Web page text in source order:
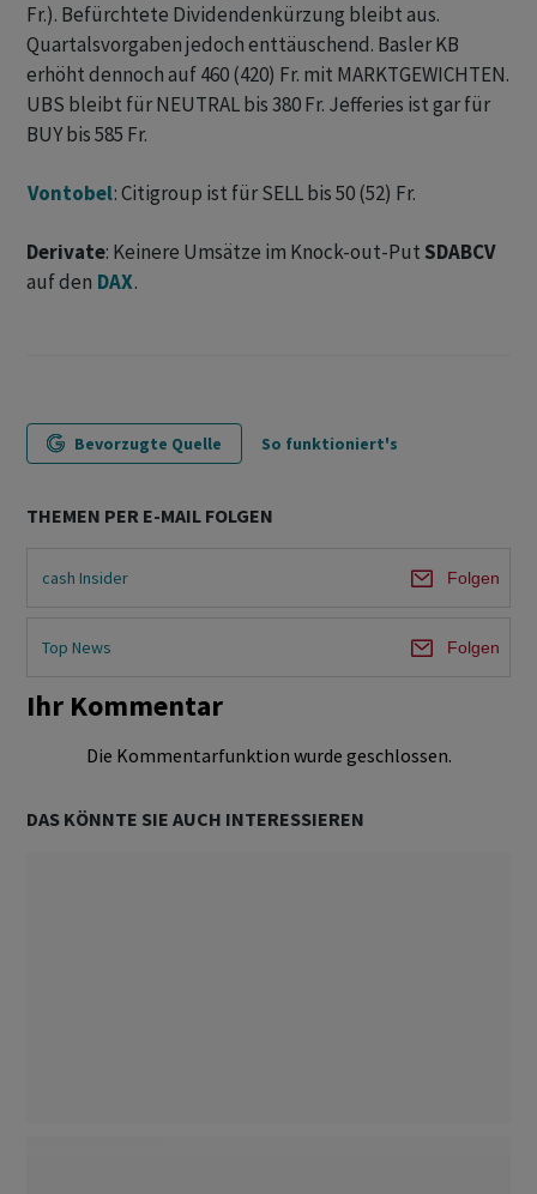
Fr.). Befürchtete Dividendenkürzung bleibt aus.
Quartalsvorgaben jedoch enttäuschend. Basler KB
erhöht dennoch auf 460 (420) Fr. mit MARKTGEWICHTEN.
UBS bleibt für NEUTRAL bis 380 Fr. Jefferies ist gar für
BUY bis 585 Fr.
Vontobel: Citigroup ist für SELL bis 50 (52) Fr.
Derivate: Keinere Umsätze im Knock-out-Put SDABCV
auf den DAX.
Bevorzugte Quelle So funktioniert's
THEMEN PER E-MAIL FOLGEN
cash Insider Folgen
Top News Folgen
Ihr Kommentar
Die Kommentarfunktion wurde geschlossen.
DAS KÖNNTE SIE AUCH INTERESSIEREN